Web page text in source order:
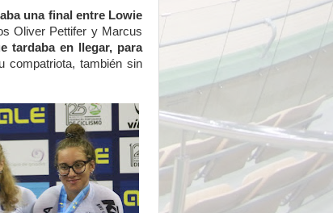
una final entre Lowie
Oliver Pettifer y Marcus
tardaba en llegar, para
compatriota, también sin